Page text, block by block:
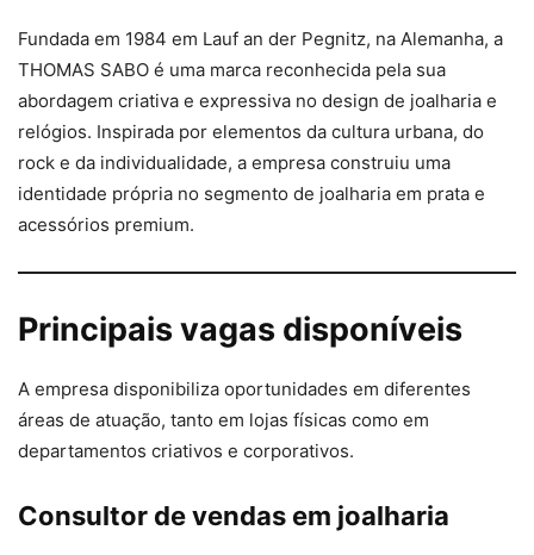
Fundada em 1984 em Lauf an der Pegnitz, na Alemanha, a
THOMAS SABO é uma marca reconhecida pela sua
abordagem criativa e expressiva no design de joalharia e
relógios. Inspirada por elementos da cultura urbana, do
rock e da individualidade, a empresa construiu uma
identidade própria no segmento de joalharia em prata e
acessórios premium.
Principais vagas disponíveis
A empresa disponibiliza oportunidades em diferentes
áreas de atuação, tanto em lojas físicas como em
departamentos criativos e corporativos.
Consultor de vendas em joalharia